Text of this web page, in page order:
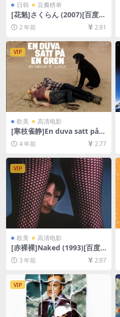
日韩 豆瓣榜单
[花魁]さくらん (2007)[百度网
盘+夸克网盘1080P超清未删
减资源][网盘在线播放/下载]
[MP4/7GB][中文字幕]
2 年前 2.91
VIP
欧美 高清电影
[寒枝雀静]En duva satt på e
n gren och funderade på til
lvaron (2014)[百度网盘+迅雷
云盘资源1080P超清未删减]
[MP4/6.3GB][中文字幕]
4 年前 2.77
VIP
欧美 高清电影
[赤裸裸]Naked (1993)[百度
网盘+夸克网盘1080P超清未
删减资源][网盘在线播放/下
3 年前 2.97
VIP